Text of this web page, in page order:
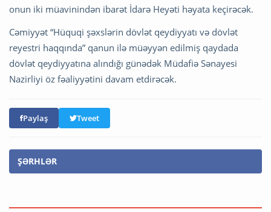
onun iki müavinindən ibarət İdarə Heyəti həyata keçirəcək.
Cəmiyyət “Hüquqi şəxslərin dövlət qeydiyyatı və dövlət
reyestri haqqında” qanun ilə müəyyən edilmiş qaydada
dövlət qeydiyyatına alındığı günədək Müdafiə Sənayesi
Nazirliyi öz fəaliyyətini davam etdirəcək.
Paylaş Tweet
ŞƏRHLƏR